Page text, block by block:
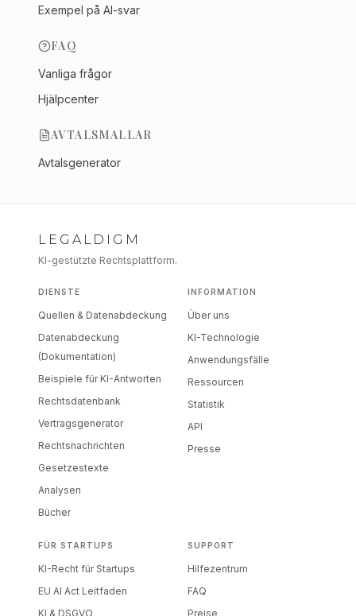
Exempel på AI-svar
FAQ
Vanliga frågor
Hjälpcenter
AVTALSMALLAR
Avtalsgenerator
LEGALDIGM
KI-gestützte Rechtsplattform.
DIENSTE
Quellen & Datenabdeckung
Datenabdeckung
(Dokumentation)
Beispiele für KI-Antworten
Rechtsdatenbank
Vertragsgenerator
Rechtsnachrichten
Gesetzestexte
Analysen
Bücher
INFORMATION
Über uns
KI-Technologie
Anwendungsfälle
Ressourcen
Statistik
API
Presse
FÜR STARTUPS
KI-Recht für Startups
EU AI Act Leitfaden
KI & DSGVO
SUPPORT
Hilfezentrum
FAQ
Preise